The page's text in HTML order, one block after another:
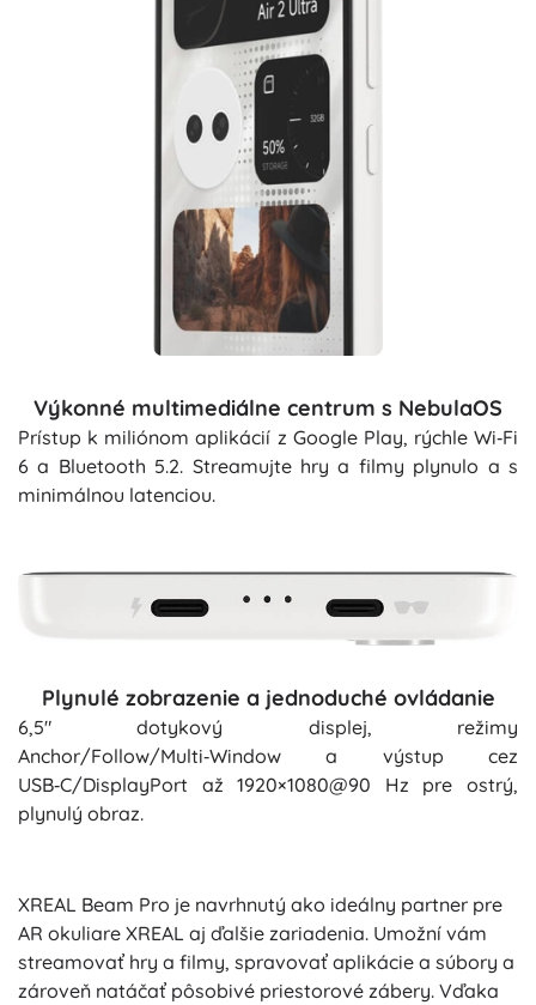
Výkonné multimediálne centrum s NebulaOS
Prístup k miliónom aplikácií z Google Play, rýchle Wi‑Fi
6 a Bluetooth 5.2. Streamujte hry a filmy plynulo a s
minimálnou latenciou.
Plynulé zobrazenie a jednoduché ovládanie
6,5" dotykový displej, režimy
Anchor/Follow/Multi‑Window a výstup cez
USB‑C/DisplayPort až 1920×1080@90 Hz pre ostrý,
plynulý obraz.
XREAL Beam Pro je navrhnutý ako ideálny partner pre
AR okuliare XREAL aj ďalšie zariadenia. Umožní vám
streamovať hry a filmy, spravovať aplikácie a súbory a
zároveň natáčať pôsobivé priestorové zábery. Vďaka